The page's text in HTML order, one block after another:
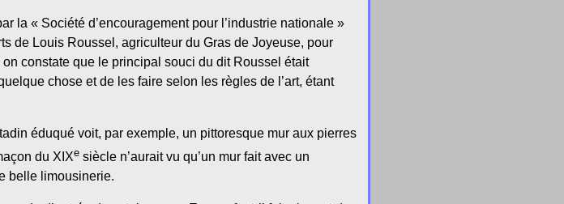
la « Société d’encouragement pour l’industrie nationale »
de Louis Roussel, agriculteur du Gras de Joyeuse, pour
constate que le principal souci du dit Roussel était
chose et de les faire selon les règles de l’art, étant
éduqué voit, par exemple, un pittoresque mur aux pierres
du XIXe siècle n’aurait vu qu’un mur fait avec un
belle limousinerie.